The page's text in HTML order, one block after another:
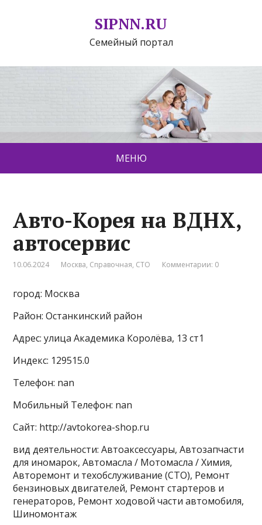
SIPNN.RU
Семейный портал
МЕНЮ
Авто-Корея на ВДНХ,
автосервис
10.06.2024 Москва, Справочная, СТО Комментарии: 0
город: Москва
Район: Останкинский район
Адрес: улица Академика Королёва, 13 ст1
Индекс: 129515.0
Телефон: nan
Мобильный Телефон: nan
Сайт: http://avtokorea-shop.ru
вид деятельности: Автоаксессуары, Автозапчасти
для иномарок, Автомасла / Мотомасла / Химия,
Авторемонт и техобслуживание (СТО), Ремонт
бензиновых двигателей, Ремонт стартеров и
генераторов, Ремонт ходовой части автомобиля,
Шиномонтаж